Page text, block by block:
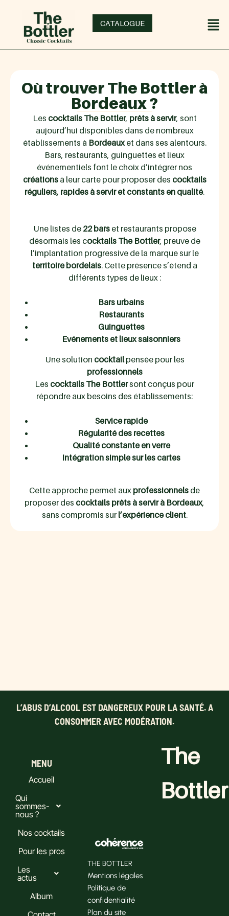
CATALOGUE
Où trouver The Bottler à
Bordeaux ?
Les cocktails The Bottler, prêts à servir, sont
aujourd’hui disponibles dans de nombreux
établissements à Bordeauxet dans ses alentours.
Bars, restaurants, guinguettes et lieux
événementiels font le choix d’intégrer nos
créationsà leur carte pour proposer des cocktails
réguliers, rapides à servir et constants en qualité.
Une listes de 22 barset restaurants propose
désormais les cocktails The Bottler, preuve de
l’implantation progressive de la marque sur le
territoire bordelais. Cette présence s’étend à
différents types de lieux :
Bars urbains
Restaurants
Guinguettes
Evénements et lieux saisonniers
Une solution cocktailpensée pour les
professionnels
Les cocktails The Bottlersont conçus pour
répondre aux besoins des établissements:
Service rapide
Régularité des recettes
Qualité constante en verre
Intégration simple sur les cartes
Cette approche permet aux professionnels de
proposer des cocktails prêts à servir à Bordeaux,
sans compromis sur l’expérience client.
L’ABUS D’ALCOOL EST DANGEREUX POUR LA SANTÉ. A
CONSOMMER AVEC MODÉRATION.
MENU
Accueil
Qui
sommes-
nous ?
Nos cocktails
Pour les pros
Les
actus
Album
THE BOTTLER
Mentions légales
Politique de
confidentialité
Plan du site
The
Bottler